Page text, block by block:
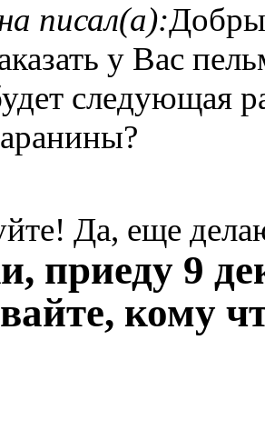
писал(а):
у Вас
следующая
Да, еще
приеду 9
кому